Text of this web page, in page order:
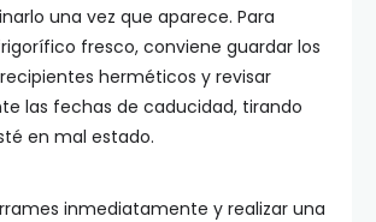
una vez que aparece. Para
fresco, conviene guardar los
herméticos y revisar
las fechas de caducidad, tirando
en mal estado.
inmediatamente y realizar una